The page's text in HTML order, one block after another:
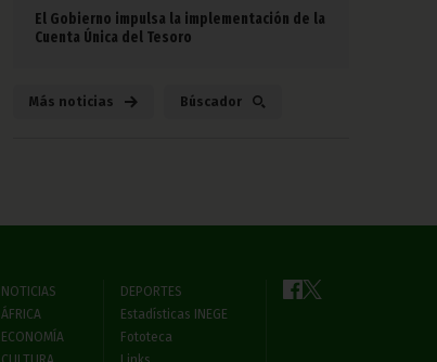
El Gobierno impulsa la implementación de la
Cuenta Única del Tesoro
Más noticias Búscador
NOTICIAS
ÁFRICA
ECONOMÍA
DEPORTES
Estadísticas INEGE
Fototeca